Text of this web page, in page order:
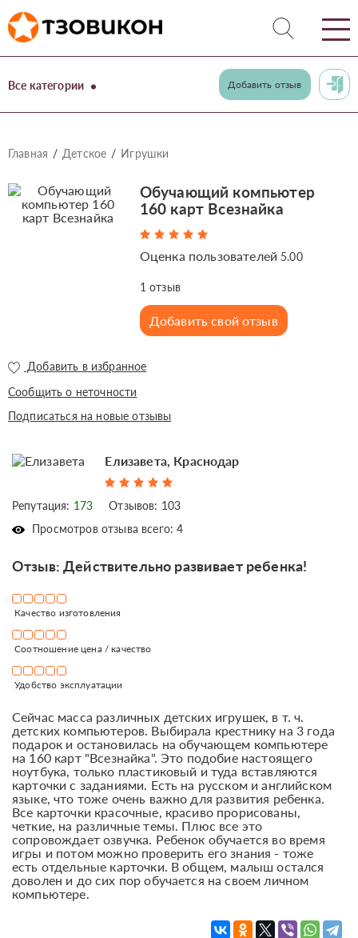
Все категории Добавить отзыв
Главная Детское Игрушки
Обучающий компьютер
160 карт Всезнайка
Оценка пользователей 5.00
1 отзыв
Добавить свой отзыв
Добавить в избранное
Сообщить о неточности
Подписаться на новые отзывы
Елизавета, Краснодар
Репутация: 173
Отзывов: 103
Просмотров отзыва всего: 4
Отзыв: Действительно развивает ребенка!
Качество изготовления
Соотношение цена / качество
Удобство эксплуатации
Сейчас масса различных детских игрушек, в т. ч.
детских компьютеров. Выбирала крестнику на 3 года
подарок и остановилась на обучающем компьютере
на 160 карт "Всезнайка". Это подобие настоящего
ноутбука, только пластиковый и туда вставляются
карточки с заданиями. Есть на русском и английском
языке, что тоже очень важно для развития ребенка.
Все карточки красочные, красиво прорисованы,
четкие, на различные темы. Плюс все это
сопровождает озвучка. Ребенок обучается во время
игры и потом можно проверить его знания - тоже
есть отдельные карточки. В общем, малыш остался
доволен и до сих пор обучается на своем личном
компьютере.